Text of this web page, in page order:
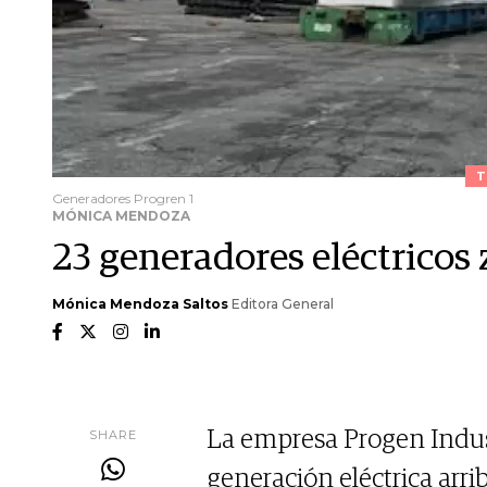
Generadores Progren 1
MÓNICA MENDOZA
23 generadores
Mónica Mendoza Saltos Editora General
SHARE
La empresa Progen
generación eléctrica